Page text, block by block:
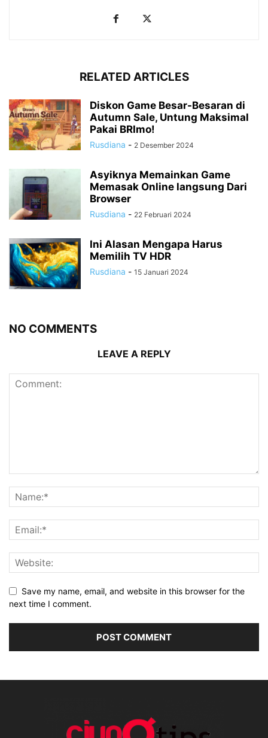
RELATED ARTICLES
Diskon Game Besar-Besaran di
Autumn Sale, Untung Maksimal
Pakai BRImo!
Rusdiana - 2 Desember 2024
Asyiknya Memainkan Game
Memasak Online langsung Dari
Browser
Rusdiana - 22 Februari 2024
Ini Alasan Mengapa Harus
Memilih TV HDR
Rusdiana - 15 Januari 2024
NO COMMENTS
LEAVE A REPLY
Save my name, email, and website in this browser for the
next time I comment.